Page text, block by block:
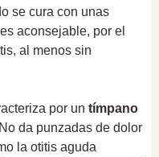
se cura con unas
aconsejable, por el
al menos sin
por un tímpano
da punzadas de dolor
la otitis aguda